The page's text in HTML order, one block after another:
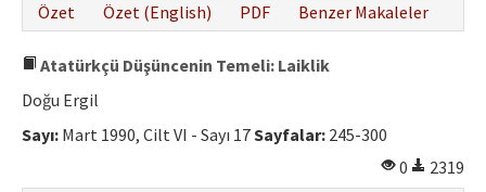
Özet
Özet (English) PDF Benzer Makaleler
Atatürkçü Düşüncenin Temeli: Laiklik
Doğu Ergil
Sayı: Mart 1990, Cilt VI - Sayı 17Sayfalar: 245-300
0
2319